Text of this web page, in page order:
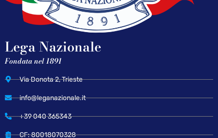
Lega Nazionale
Fondata nel 1891
Via Donota 2, Trieste
info@leganazionale.it
+39 040 365343
CF: 80018070328